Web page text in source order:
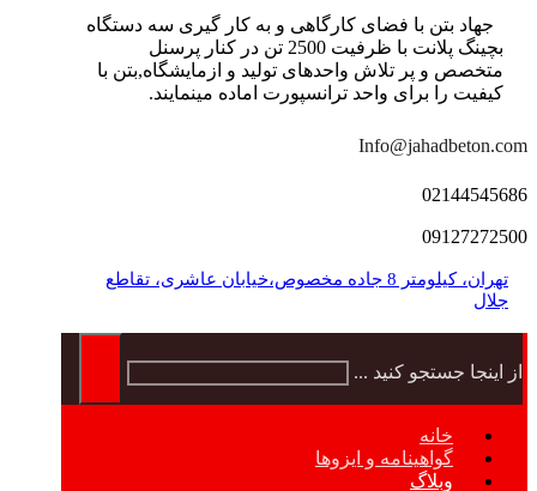
جهاد بتن با فضای کارگاهی و به کار گیری سه دستگاه
بچینگ پلانت با ظرفیت 2500 تن در کنار پرسنل
متخصص و پر تلاش واحدهای تولید و ازمایشگاه,بتن با
کیفیت را برای واحد ترانسپورت اماده مینمایند.
Info@jahadbeton.com
02144545686
09127272500
تهران، کیلومتر 8 جاده مخصوص،خیابان عاشری، تقاطع
جلال
از اینجا جستجو کنید ...
خانه
گواهینامه و ایزوها
وبلاگ